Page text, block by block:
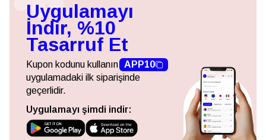
Uygulamayı
İndir, %10
Tasarruf Et
Kupon kodunu kullanın APP10
uygulamadaki ilk siparişinde
geçerlidir.
Uygulamayı şimdi indir: